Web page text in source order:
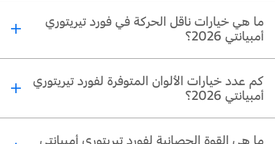
ما هي خيارات ناقل الحركة في فورد تيريتوري
أمبيانتي 2026؟
EcoBoost®GTDI سعة 1.8 لتر.
كم عدد خيارات الألوان المتوفرة لفورد تيريتوري
أمبيانتي 2026؟
نمري، وأخضر الواحة، ورمادي لامع، وأزرق ضوء القمر، وأزرق نمري، وأحمر الياقوت،
ما هي القوة الحصانية لفورد تيريتوري أمبيانتي